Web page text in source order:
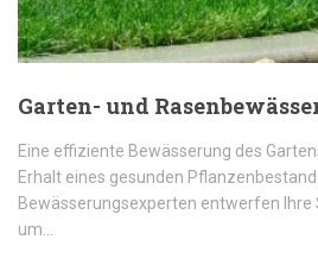
Garten- und
Eine effiziente Bewässerung des
Erhalt eines gesunden
Bewässerungsexperten entwerfen
um…